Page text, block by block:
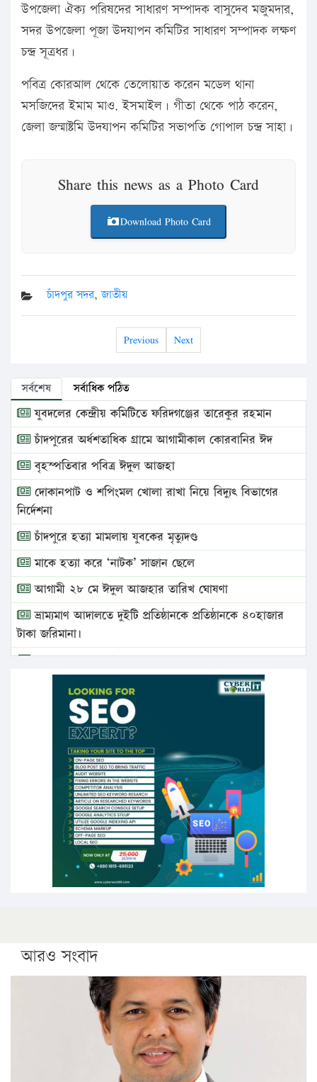
উপজেলা ঐক্য পরিষদের সাধারণ সম্পাদক বাসুদেব মজুমদার,
সদর উপজেলা পূজা উদযাপন কমিটির সাধারণ সম্পাদক লক্ষণ
চন্দ্র সূত্রধর।
পবিত্র কোরআল থেকে তেলোয়াত করেন মডেল থানা
মসজিদের ইমাম মাও. ইসমাইল। গীতা থেকে পাঠ করেন,
জেলা জন্মাষ্টমি উদযাপন কমিটির সভাপতি গোপাল চন্দ্র সাহা।
Share this news as a Photo Card
Download Photo Card
চাঁদপুর সদর,জাতীয়
Previous Next
সর্বশেষ সর্বাধিক পঠিত
যুবদলের কেন্দ্রীয় কমিটিতে ফরিদগঞ্জের তারেকুর রহমান
চাঁদপুরের অর্ধশতাধিক গ্রামে আগামীকাল কোরবানির ঈদ
বৃহস্পতিবার পবিত্র ঈদুল আজহা
দোকানপাট ও শপিংমল খোলা রাখা নিয়ে বিদ্যুৎ বিভাগের
নির্দেশনা
চাঁদপুরে হত্যা মামলায় যুবকের মৃত্যুদণ্ড
মাকে হত্যা করে ‘নাটক’ সাজান ছেলে
আগামী ২৮ মে ঈদুল আজহার তারিখ ঘোষণা
ভ্রাম্যমাণ আদালতে দুইটি প্রতিষ্ঠানকে প্রতিষ্ঠানকে ৪০হাজার
টাকা জরিমানা।
এবার লঞ্চের ভাড়া বাড়ল
১৭ থেকে ২১ শতাংশ বিদ্যুতের দাম বাড়ানোর প্রস্তাব পিডিবির
১৬ মে চাঁদপুর ও ২৫ মে ফেনী সফরে যাবেন প্রধানমন্ত্রী
উচ্চশিক্ষায় গৌরবময় অর্জন: পূর্ণ স্কলারশিপে যুক্তরাষ্ট্রে
পিএইচডি করছেন কুয়েটের কৃতি…
সারা দেশে বজ্রাঘাতে ১৪ জনের প্রাণহানি
কঠোর হচ্ছে এসএসসি ও এইচএসসি পরীক্ষা
ফরিদগঞ্জে আগুনে পুড়লো ৬ ব্যবসা প্রতিষ্ঠান
আরও সংবাদ